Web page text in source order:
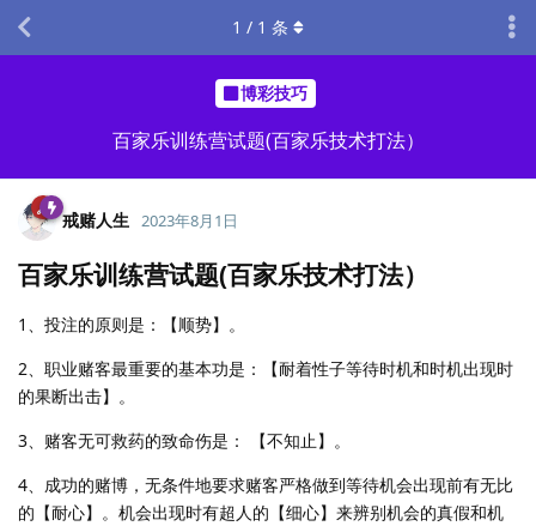
博彩技巧
百家乐训练营试题(百家乐技术打法）
1 / 1 条
戒赌人生 2023年8月1日
百家乐训练营试题(百家乐技术打法）
1、投注的原则是：【顺势】。
2、职业赌客最重要的基本功是：【耐着性子等待时机和时机出现时
的果断出击】。
3、赌客无可救药的致命伤是： 【不知止】。
4、成功的赌博，无条件地要求赌客严格做到等待机会出现前有无比
的【耐心】。机会出现时有超人的【细心】来辨别机会的真假和机